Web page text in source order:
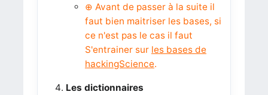
⊕ Avant de passer à la suite il
faut bien maitriser les bases, si
ce n'est pas le cas il faut
S'entrainer sur les bases de
hackingScience.
Les dictionnaires